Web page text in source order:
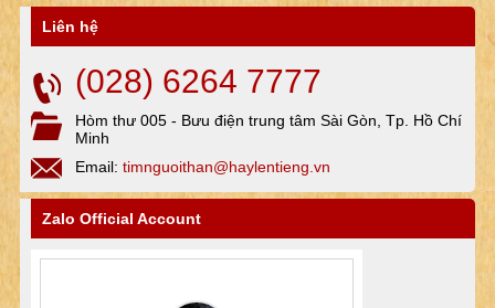
Liên hệ
(028) 6264 7777
Hòm thư 005 - Bưu điện trung tâm Sài Gòn, Tp. Hồ Chí
Minh
Email: timnguoithan@haylentieng.vn
Zalo Official Account